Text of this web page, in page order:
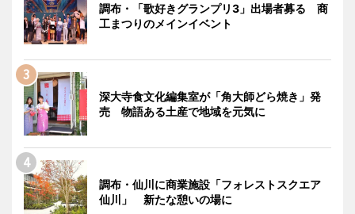
調布・「歌好きグランプリ3」出場者募る 商
工まつりのメインイベント
深大寺食文化編集室が「角大師どら焼き」発
売 物語ある土産で地域を元気に
調布・仙川に商業施設「フォレストスクエア
仙川」 新たな憩いの場に